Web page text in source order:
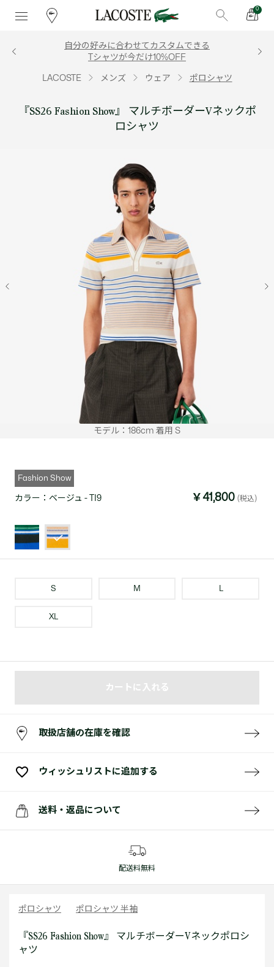
0
自分の好みに合わせてカスタムできる
Tシャツが今だけ10%OFF
LACOSTE メンズ ウェア ポロシャツ
『SS26 Fashion Show』 マルチボーダーVネックポ
ロシャツ
モデル：186cm 着用 S
Fashion Show
カラー： ベージュ - TI9 ￥41,800 (税込)
S M
XL
カートに入れる
取扱店舗の在庫を確認
ウィッシュリストに追加する
送料・返品について
配送料無料
ポロシャツ ポロシャツ 半袖
『SS26 Fashion Show』 マルチボーダーVネックポロシ
ャツ